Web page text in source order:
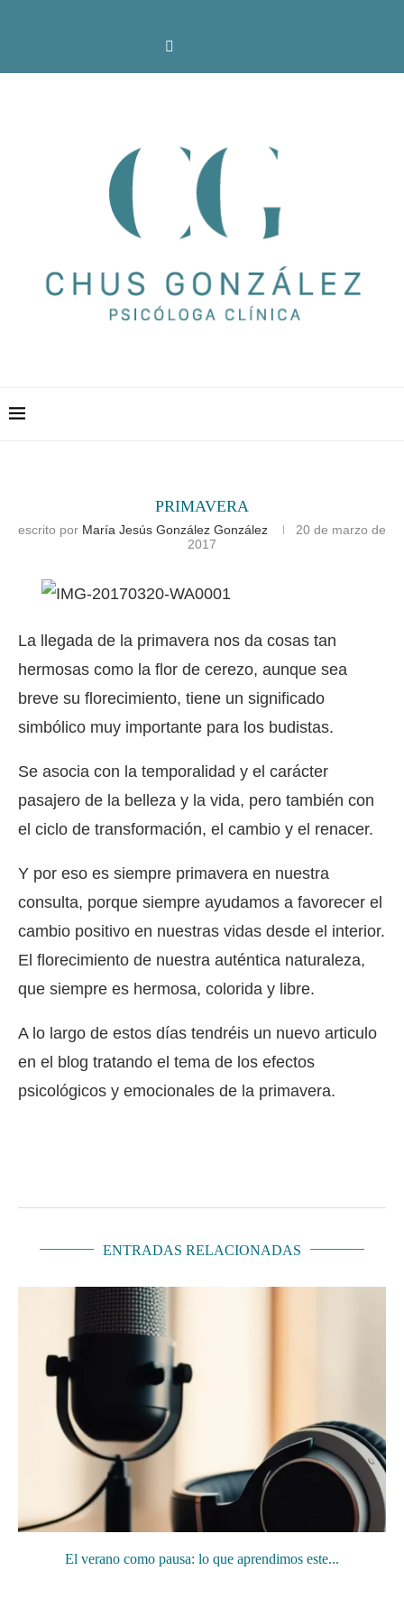
PRIMAVERA
escrito por María Jesús González González
20 de marzo de
2017
La llegada de la primavera nos da cosas tan
hermosas como la flor de cerezo, aunque sea
breve su florecimiento, tiene un significado
simbólico muy importante para los budistas.
Se asocia con la temporalidad y el carácter
pasajero de la belleza y la vida, pero también con
el ciclo de transformación, el cambio y el renacer.
Y por eso es siempre primavera en nuestra
consulta, porque siempre ayudamos a favorecer el
cambio positivo en nuestras vidas desde el interior.
El florecimiento de nuestra auténtica naturaleza,
que siempre es hermosa, colorida y libre.
A lo largo de estos días tendréis un nuevo articulo
en el blog tratando el tema de los efectos
psicológicos y emocionales de la primavera.
ENTRADAS RELACIONADAS
El verano como pausa: lo que aprendimos este...